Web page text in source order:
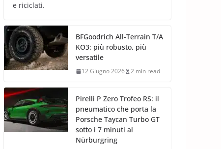
e riciclati.
BFGoodrich All-Terrain T/A
KO3: più robusto, più
versatile
12 Giugno 2026 2 min read
Pirelli P Zero Trofeo RS: il
pneumatico che porta la
Porsche Taycan Turbo GT
sotto i 7 minuti al
Nürburgring